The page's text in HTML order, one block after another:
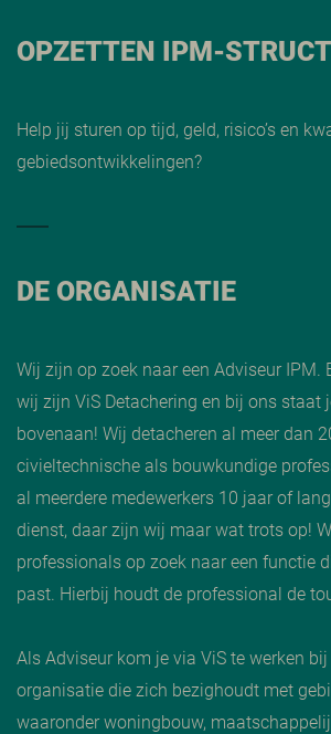
OPZETTEN IPM-
Help jij sturen op tijd, geld, risico’s en
gebiedsontwikkelingen?
DE ORGANISATIE
Wij zijn op zoek naar een Adviseur IPM.
wij zijn ViS Detachering en bij ons staat
bovenaan! Wij detacheren al meer dan
civieltechnische als bouwkundige
al meerdere medewerkers 10 jaar of
dienst, daar zijn wij maar wat trots op!
professionals op zoek naar een functie
past. Hierbij houdt de professional de
Als Adviseur kom je via ViS te werken
organisatie die zich bezighoudt met
waaronder woningbouw,